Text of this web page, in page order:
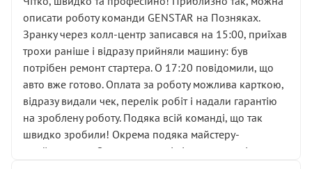
Що прикро — це не перший мій візит. Раніше міняв у
вас стартер, і тоді сервіс наче справив хороше
враження. Але згодом знайшов декілька гайок під
лобовим склом. Мені пояснили, що це “старі гайки, які
відкручували”, і попросили не хвилюватися. ( надіюсь
новий власник, не застяг в полі))
Але після нинішнього візиту такі дрібниці вже не
здаються дрібницями.
Я — клієнт, який працює на довірі, і саме її цей сервіс
описати роботу команди GENSTAR на Позняках.
Зранку через колл-центр записався на 15:00, приїхав
трохи раніше і відразу прийняли машину: був
потрібен ремонт стартера. О 17:20 повідомили, що
авто вже готово. Оплата за роботу можлива карткою,
відразу видали чек, перелік робіт і надали гарантію
на зроблену роботу. Подяка всій команді, що так
швидко зробили! Окрема подяка майстеру-
приймальнику Олександру: всі чітко та по суті.